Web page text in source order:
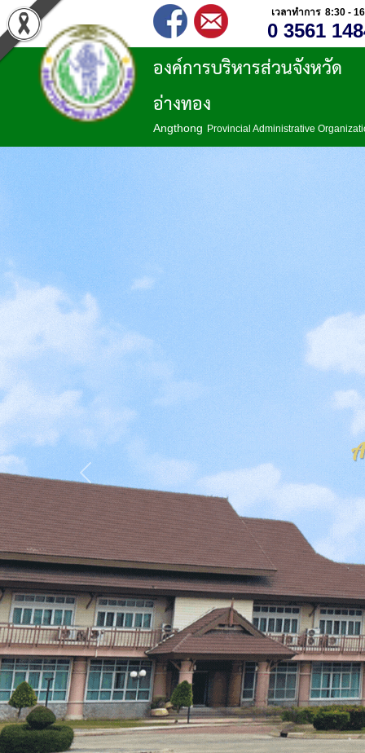
เวลาทำการ 8:30 -
0 3561
องค์การบริหารส่วนจังหวัด
อ่างทอง
Angthong Provincial Administrative
Previous